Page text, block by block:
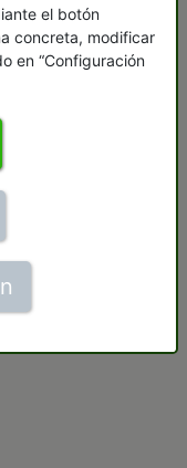
el botón
concreta, modificar
en “Configuración